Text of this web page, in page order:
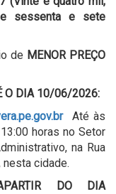
sessenta e sete
de MENOR PREÇO
O DIA 10/06/2026:
Até às
horas no Setor
na Rua
nesta cidade.
DO DIA